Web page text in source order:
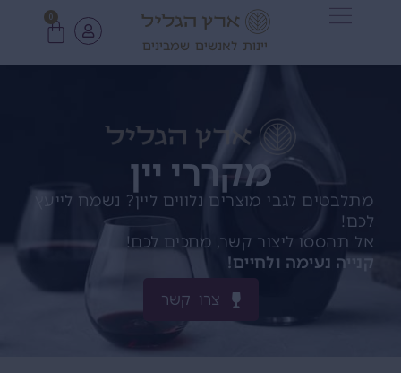
יינות לאנשים שמבינים
0
מקררי יין
מתלבטים לגבי מוצרים נלווים ליין? נשמח לייעץ
לכם!
אל תהססו ליצור קשר, מחכים לכם!
קנייה נעימה ולחיים!
צרו קשר